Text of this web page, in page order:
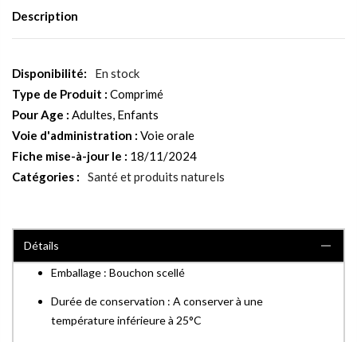
Description
En stock
Type de Produit : Comprimé
Pour Age : Adultes, Enfants
Voie d'administration : Voie orale
Fiche mise-à-jour le : 18/11/2024
Catégories :
Santé et produits naturels
Détails
Emballage : Bouchon scellé
Durée de conservation : A conserver à une
température inférieure à 25°C